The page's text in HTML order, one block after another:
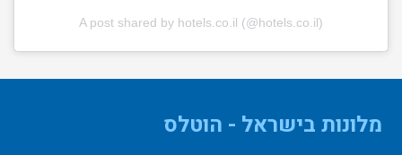
A post shared by hotels.co.il (@hotels.co.il)
מלונות בישראל - הוטלס